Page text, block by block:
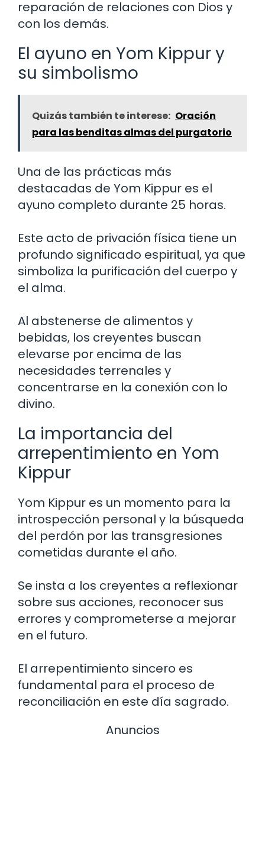
reparación de relaciones con Dios y
con los demás.
El ayuno en Yom Kippur y
su simbolismo
Quizás también te interese: Oración
para las benditas almas del purgatorio
Una de las prácticas más
destacadas de Yom Kippur es el
ayuno completo durante 25 horas.
Este acto de privación física tiene un
profundo significado espiritual, ya que
simboliza la purificación del cuerpo y
el alma.
Al abstenerse de alimentos y
bebidas, los creyentes buscan
elevarse por encima de las
necesidades terrenales y
concentrarse en la conexión con lo
divino.
La importancia del
arrepentimiento en Yom
Kippur
Yom Kippur es un momento para la
introspección personal y la búsqueda
del perdón por las transgresiones
cometidas durante el año.
Se insta a los creyentes a reflexionar
sobre sus acciones, reconocer sus
errores y comprometerse a mejorar
en el futuro.
El arrepentimiento sincero es
fundamental para el proceso de
reconciliación en este día sagrado.
Anuncios